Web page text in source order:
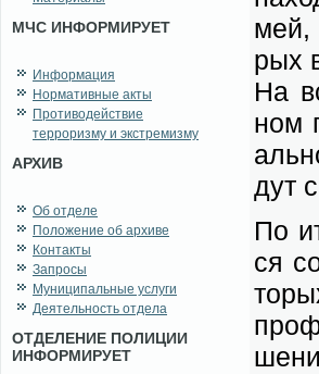
МЧС ИНФОРМИРУЕТ
Информация
Нормативные акты
Противодействие
терроризму и экстремизму
АРХИВ
Об отделе
Положение об архиве
Контакты
Запросы
Муниципальные услуги
Деятельность отдела
ОТДЕЛЕНИЕ ПОЛИЦИИ
ИНФОРМИРУЕТ
мей,
рых
На
ном
дут
По
ся